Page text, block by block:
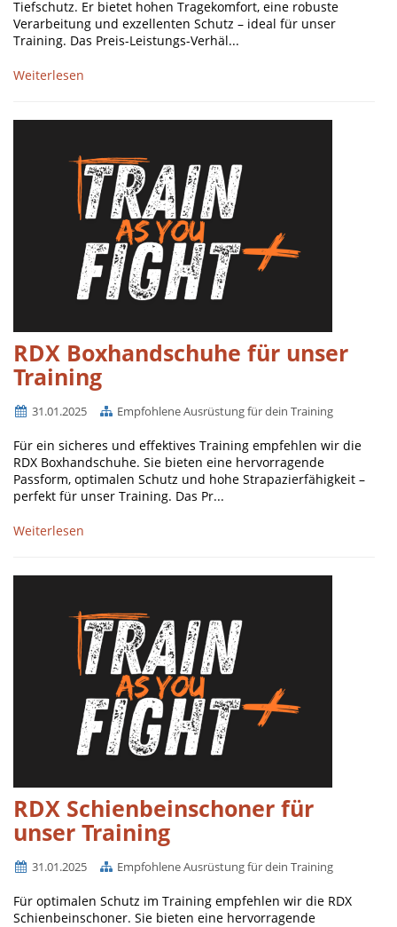
Tiefschutz. Er bietet hohen Tragekomfort, eine robuste
Verarbeitung und exzellenten Schutz – ideal für unser
Training. Das Preis-Leistungs-Verhäl...
Weiterlesen
RDX Boxhandschuhe für unser
Training
31.01.2025 Empfohlene Ausrüstung für dein Training
Für ein sicheres und effektives Training empfehlen wir die
RDX Boxhandschuhe. Sie bieten eine hervorragende
Passform, optimalen Schutz und hohe Strapazierfähigkeit –
perfekt für unser Training. Das Pr...
Weiterlesen
RDX Schienbeinschoner für
unser Training
31.01.2025 Empfohlene Ausrüstung für dein Training
Für optimalen Schutz im Training empfehlen wir die RDX
Schienbeinschoner. Sie bieten eine hervorragende